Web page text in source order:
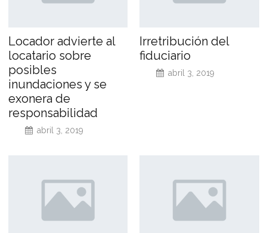
Locador advierte al
locatario sobre
posibles
inundaciones y se
exonera de
responsabilidad
abril 3, 2019
Irretribución del
fiduciario
abril 3, 2019